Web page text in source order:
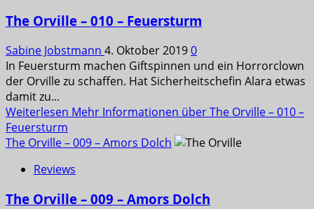
The Orville – 010 – Feuersturm
Sabine Jobstmann 4. Oktober 20190
In Feuersturm machen Giftspinnen und ein Horrorclown
der Orville zu schaffen. Hat Sicherheitschefin Alara etwas
damit zu...
Weiterlesen Mehr Informationen über The Orville – 010 –
Feuersturm
The Orville – 009 – Amors Dolch
Reviews
The Orville – 009 – Amors Dolch